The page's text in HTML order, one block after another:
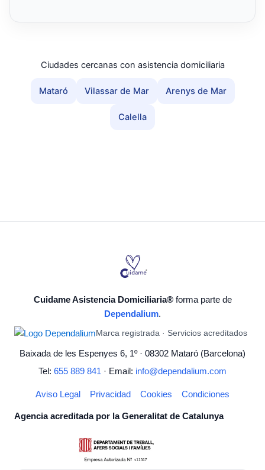
Ciudades cercanas con asistencia domiciliaria
Mataró Vilassar de Mar Arenys de Mar
Calella
Cuidame Asistencia Domiciliaria®forma parte de
Dependalium.
Marca registrada · Servicios acreditados
Baixada de les Espenyes 6, 1º · 08302 Mataró (Barcelona)
Tel: 655 889 841 · Email: info@dependalium.com
Aviso Legal Privacidad Cookies Condiciones
Agencia acreditada por la Generalitat de Catalunya